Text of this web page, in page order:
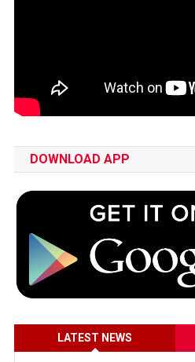
DOWNLOAD APP
LATEST NEWS